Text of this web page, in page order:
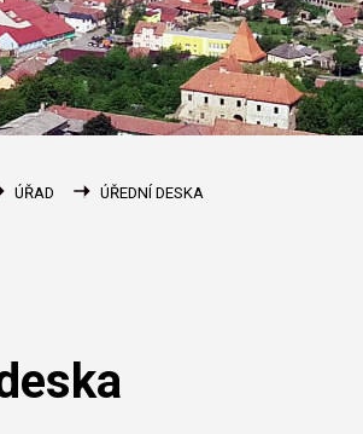
ÚŘAD ÚŘEDNÍ DESKA